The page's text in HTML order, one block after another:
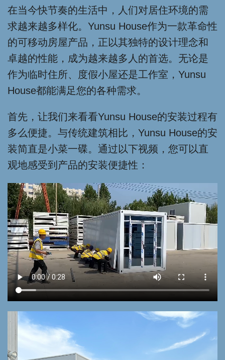
在当今快节奏的生活中，人们对居住环境的需
求越来越多样化。Yunsu House作为一款革命性
的可移动房屋产品，正以其独特的设计理念和
卓越的性能，成为越来越多人的首选。无论是
作为临时住所、度假小屋还是工作室，Yunsu
House都能满足您的各种需求。
首先，让我们来看看Yunsu House的安装过程有
多么便捷。与传统建筑相比，Yunsu House的安
装简直是小菜一碟。通过以下视频，您可以直
观地感受到产品的安装便捷性：